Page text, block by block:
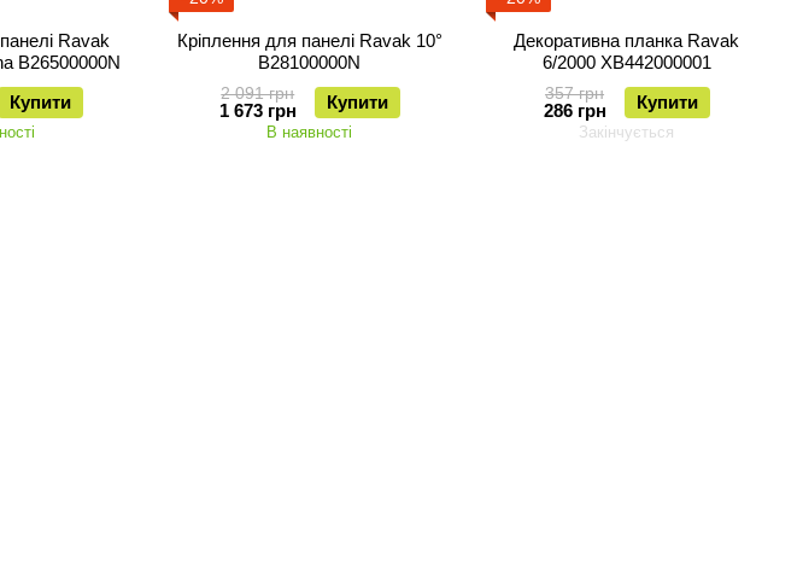
Ravak
B26500000N
Купити
Кріплення для панелі Ravak 10°
B28100000N
2 091 грн
1 673 грн Купити
В наявності
Декоративна планка Ravak
6/2000 XB442000001
357 грн
286 грн Купити
Закінчується